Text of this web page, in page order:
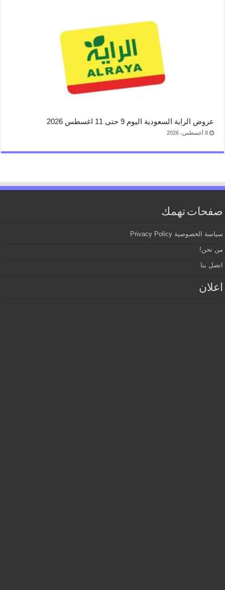
عروض الراية السعودية اليوم 9 حتى 11 اغسطس 2026
8 أغسطس، 2026
صفحات تهمك
سياسة الخصوصية Privacy Policy
من نحن!
اتصل بنا
اعلان